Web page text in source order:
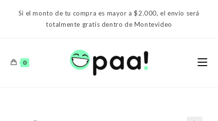
Si el monto de tu compra es mayor a $2.000, el envío será
totalmente gratis dentro de Montevideo
0